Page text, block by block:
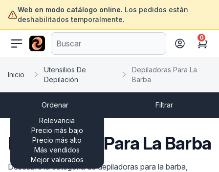
Web en modo catálogo online. Los pedidos están
deshabilitados temporalmente.
ofertasinformatica.com
Cart
0
Inicio
Utensilios De
Depilación
Depiladoras Para La
Barba
Ordenar
Relevancia
Precio más bajo
Precio más alto
Más vendidos
Mejor valorados
Filtrar
Depiladoras Para La Barba
Descubre la categoría de depiladoras para la barba,